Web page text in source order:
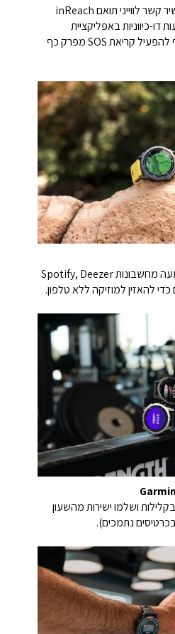
כאשר השעון מחובר למכשיר קשר לווייני תואם inReach
כיווניות באפליקציית
Garmin Messenger ואף להפעיל קריאת SOS מפרק כף
הורידו שירים ורשימות השמעה מחשבונות Spotify, Deezer
Garmin
ושלמו ישירות מהשעון